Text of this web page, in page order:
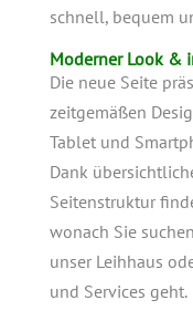
schnell, bequem
Moderner Look &
Die neue Seite
zeitgemäßen
Tablet und
Dank
Seitenstruktur
wonach Sie
unser Leihhaus
und Services geht.